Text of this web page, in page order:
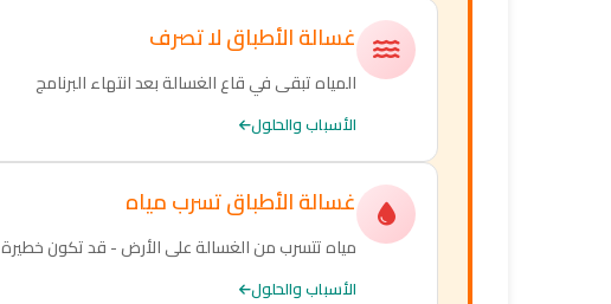
غسالة الأطباق لا تصرف
المياه تبقى في قاع الغسالة بعد انتهاء البرنامج
الأسباب والحلول
غسالة الأطباق تسرب مياه
مياه تتسرب من الغسالة على الأرض - قد تكون خطيرة
الأسباب والحلول